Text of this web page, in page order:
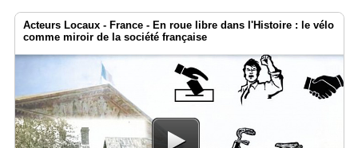
Acteurs Locaux - France - En roue libre dans l'Histoire : le vélo
comme miroir de la société française